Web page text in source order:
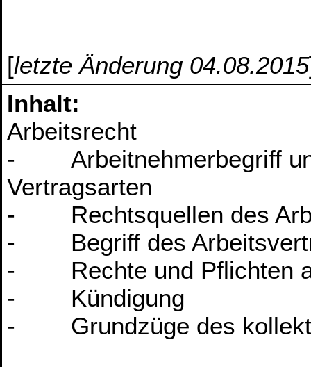
[letzte Änderung 04.08.2015
Inhalt:
Arbeitsrecht
- Arbeitnehmerbegriff
Vertragsarten
- Rechtsquellen des
- Begriff des
- Rechte und Pflichten
- Kündigung
- Grundzüge des